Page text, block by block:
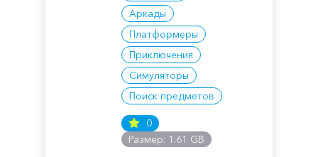
Аркады
Платформеры
Приключения
Симуляторы
Поиск предметов
0
Размер: 1.61 GB